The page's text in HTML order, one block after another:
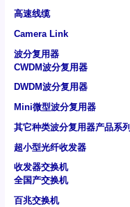
高速线缆
Camera Link
波分复用器
CWDM波分复用器
DWDM波分复用器
Mini微型波分复用器
其它种类波分复用器产品系列
超小型光纤收发器
收发器交换机
全国产交换机
百兆交换机